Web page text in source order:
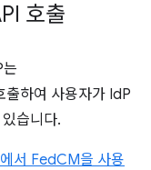
호출
출하여 사용자가 IdP
습니다.
서 FedCM을 사용